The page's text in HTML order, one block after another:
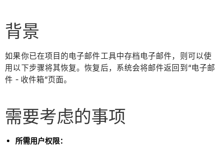
背景
如果你已在项目的电子邮件工具中存档电子邮件，则可以使
用以下步骤将其恢复。恢复后，系统会将邮件返回到“电子邮
件 - 收件箱”页面。
需要考虑的事项
所需用户权限：